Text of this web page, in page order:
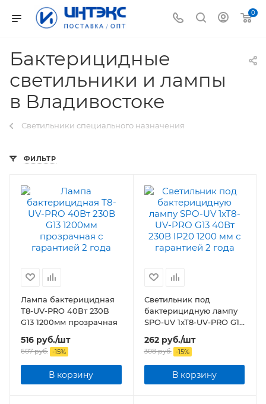
0
Бактерицидные
светильники и лампы
в Владивостоке
Светильники специального назначения
ФИЛЬТР
Лампа бактерицидная
T8-UV-PRO 40Вт 230В
G13 1200мм прозрачная
516 руб./шт
607руб. -15%
В корзину
Светильник под
бактерицидную лампу
SPO-UV 1xT8-UV-PRO G13
40Вт 230В IP20 1200 мм
262руб./шт
308руб. -15%
В корзину